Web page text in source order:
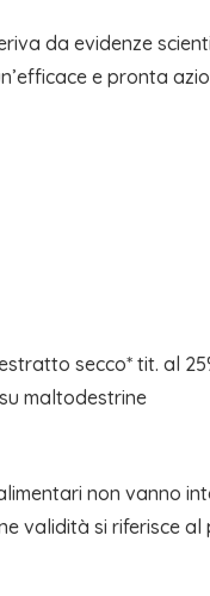
da evidenze
e pronta
secco* tit. al
maltodestrine
non vanno
validità si riferisce